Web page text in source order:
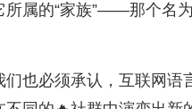
属的“家族”——那个名为
们也必须承认，互联网语